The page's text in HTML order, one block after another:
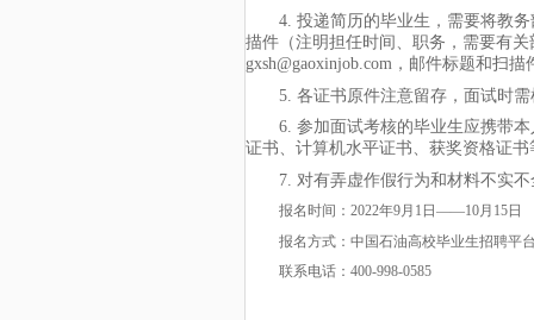
4. 投递简历的毕业生，需要将教
描件（注明担任时间、职务，需要有
gxsh@gaoxinjob.com ，邮件标题和扫
5. 各证书原件注意留存，面试时
6. 参加面试考核的毕业生应携带
证书、计算机水平证书、获奖资格证
7. 对有弄虚作假行为和材料不实
报名时间： 2022年9月1日——10月15日
报名方式：中国石油高校毕业生招聘平
联系电话： 400-998-0585